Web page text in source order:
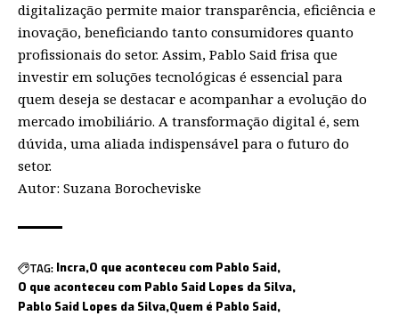
digitalização permite maior transparência, eficiência e
inovação, beneficiando tanto consumidores quanto
profissionais do setor. Assim, Pablo Said frisa que
investir em soluções tecnológicas é essencial para
quem deseja se destacar e acompanhar a evolução do
mercado imobiliário. A transformação digital é, sem
dúvida, uma aliada indispensável para o futuro do
setor.
Autor: Suzana Borocheviske
TAG: Incra O que aconteceu com Pablo Said
O que aconteceu com Pablo Said Lopes da Silva
Pablo Said Lopes da Silva Quem é Pablo Said